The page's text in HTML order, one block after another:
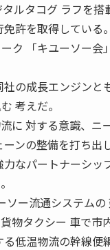
ルタコグ ラフを搭
許を取得している。
ク 「キユーソー会
の成長エンジンと
考えだ。
対する意識、ニ
ンの整備を打ち出
なパートナーシッ
ー流通システム
物タクシー 車で
温物流の幹線便